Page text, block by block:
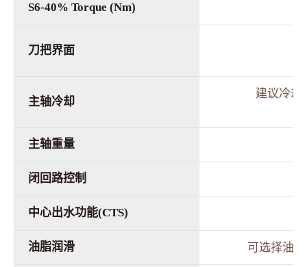
S6-40% Torque (Nm)
刀把界面
主轴冷却
建议冷却
主轴重量
闭回路控制
中心出水功能(CTS)
油脂润滑 可选择油